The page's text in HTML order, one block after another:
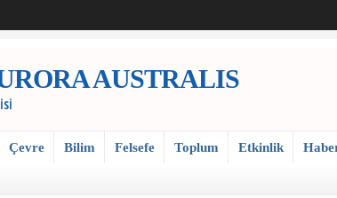
AUSTRALIS
Çevre Bilim Felsefe Toplum Etkinlik